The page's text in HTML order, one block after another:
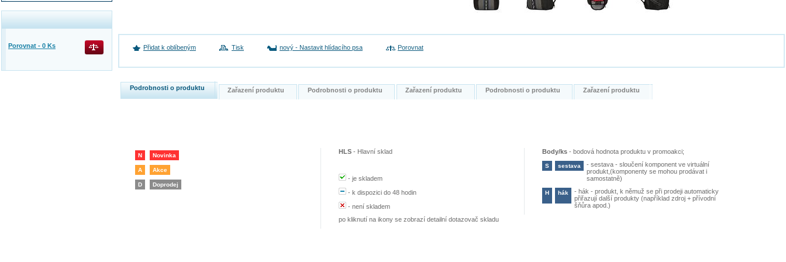
Přidat k oblíbeným Tisk nový - Nastavit hlídacího psa Porovnat
Podrobnosti o produktu Zařazení produktu Podrobnosti o produktu Zařazení produktu Podrobnosti o produktu Zařazení produktu
N Novinka
A Akce
D Doprodej
HLS - Hlavní sklad
-je skladem
-k dispozici do 48 hodin
-není skladem
po kliknutí na ikony se zobrazí detailní dotazovač skladu
Body/ks -bodová hodnota produktu v promoakci;
S sestava -sestava - sloučení komponent ve virtuální
produkt,(komponenty se mohou prodávat i
samostatně)
H hák -hák - produkt, k němuž se při prodeji automaticky
přiřazují další produkty (například zdroj + přívodní
šňůra apod.)
Porovnat - 0 Ks